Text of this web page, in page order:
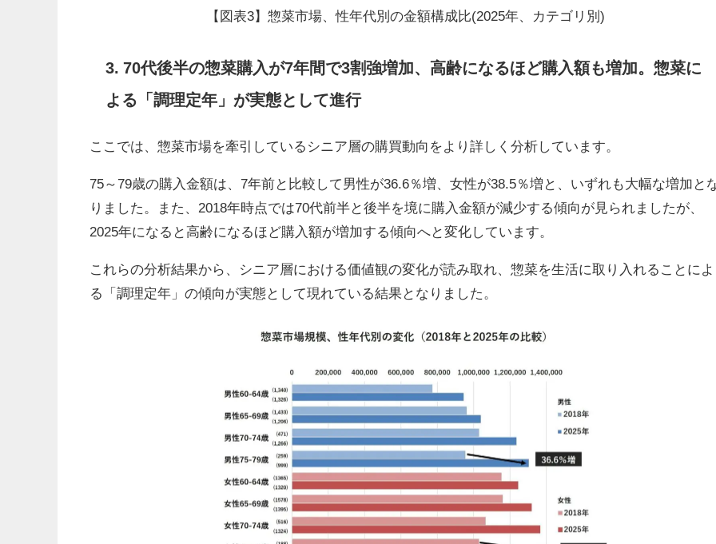
【図表3】惣菜市場、性年代別の金額構成比(2025年、カテゴリ別)
3. 70代後半の惣菜購入が7年間で3割強増加、高齢になるほど購入額も増加。惣菜に
よる「調理定年」が実態として進行
ここでは、惣菜市場を牽引しているシニア層の購買動向をより詳しく分析しています。
75～79歳の購入金額は、7年前と比較して男性が36.6％増、女性が38.5％増と、いずれも大幅な増加と
りました。また、2018年時点では70代前半と後半を境に購入金額が減少する傾向が見られましたが、
2025年になると高齢になるほど購入額が増加する傾向へと変化しています。
これらの分析結果から、シニア層における価値観の変化が読み取れ、惣菜を生活に取り入れることによ
る「調理定年」の傾向が実態として現れている結果となりました。